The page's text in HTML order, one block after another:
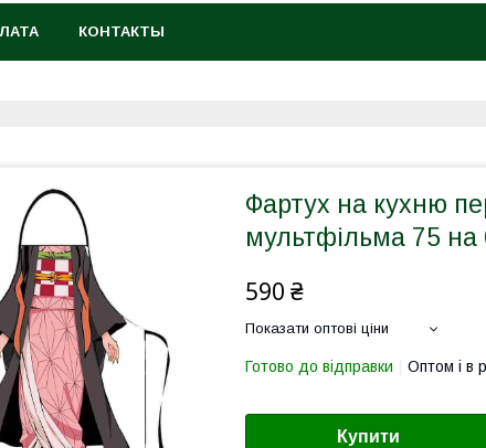
КОНТАКТЫ
Фартух на кухню
мультфільма 75 на
590 ₴
Показати оптові ціни
Готово до відправки Оптом і в
Купити